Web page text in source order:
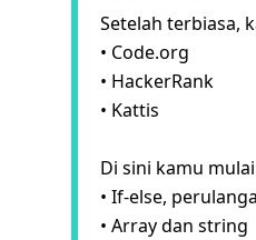
Setelah terbiasa,
• Code.org
• HackerRank
• Kattis
Di sini kamu
• If-else,
• Array dan string